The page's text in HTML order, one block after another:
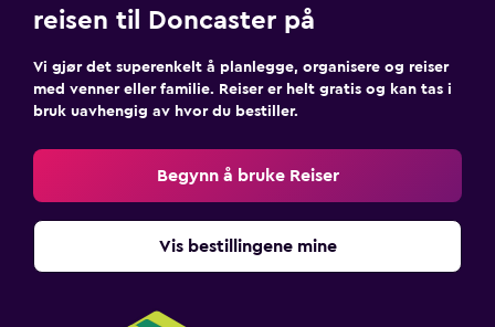
reisen til Doncaster på
Vi gjør det superenkelt å planlegge, organisere og reiser
med venner eller familie. Reiser er helt gratis og kan tas i
bruk uavhengig av hvor du bestiller.
Begynn å bruke Reiser
Vis bestillingene mine